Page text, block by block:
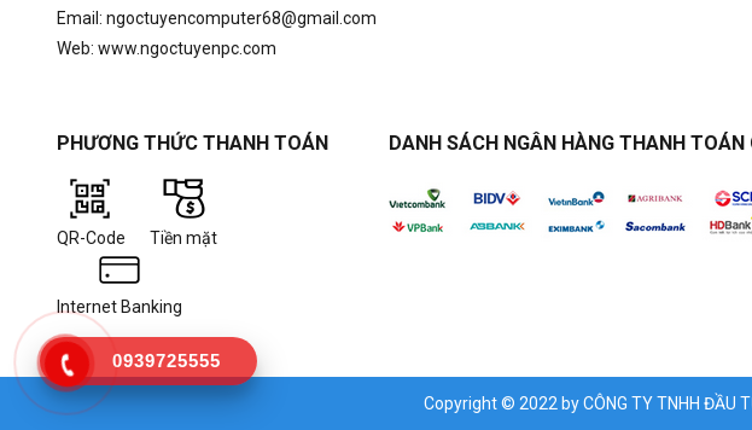
Email: ngoctuyencomputer68@gmail.com
Web: www.ngoctuyenpc.com
PHƯƠNG THỨC THANH TOÁN
QR-Code Tiền mặt
Internet Banking
DANH SÁCH NGÂN HÀNG THANH TOÁN
Copyright © 2022 by CÔNG TY TNHH ĐẦU
0939725555